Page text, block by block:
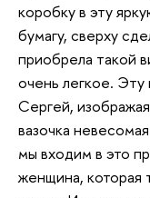
коробку в эту
бумагу, сверху
приобрела такой
очень легкое.
Сергей,
вазочка
мы входим в это
женщина, которая